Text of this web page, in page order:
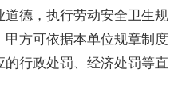
德，执行劳动安全卫生规
方可依据本单位规章制度
行政处罚、经济处罚等直